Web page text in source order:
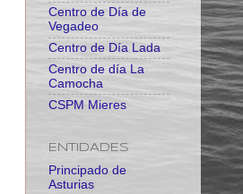
Centro de Día de
Vegadeo
Centro de Día Lada
Centro de día La
Camocha
CSPM Mieres
ENTIDADES
Principado de
Asturias